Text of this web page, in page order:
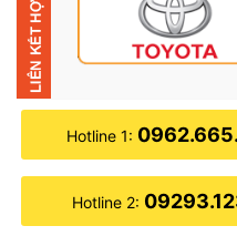
Hotline 1:
Hotline 2: